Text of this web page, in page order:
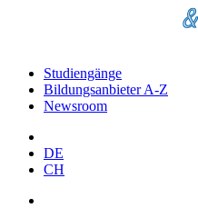
Studiengänge
Bildungsanbieter A-Z
Newsroom
DE
CH